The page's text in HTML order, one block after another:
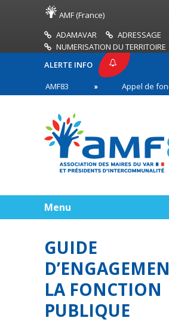
AMF (France)
ADAMAVAR
ADRESSAGE
NUMERISATION DU TERRITOIRE
ALERTE INFO
AMF83
Appel de fonds
en première ligne
Menu
GUIDE
LA FONCTION
PUBLIQUE